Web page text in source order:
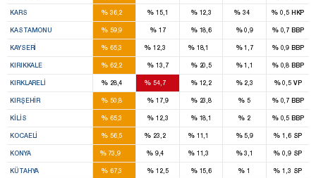
KARS %36,2 % 15,1 %12,3 % 34 % 0,5 HKP
KASTAMONU %59,9 % 17 %18,6 %0,9 %0,7BBP
KAYSERI %65,3 % 12,3 %18,1 %1,7 %0,9BBP
KIRIKKALE %62,2 % 13,7 %20,5 %1,1 %0,8BBP
KIRKLARELI %28,4 % 54,7 %12,2 %2,3 %0,5VP
KIRŞEHIR %50,8 % 17,9 %23,8 % 5 %0,7BBP
KILIS %65,3 % 12,3 %18,1 % 2 %0,5BBP
KOCAELI %56,5 % 23,2 %11,1 %5,9 % 1,6 SP
KONYA %73,9 %9,4 %11,3 %3,1 % 0,9 SP
KÜTAHYA %67,3 % 12,5 %15,6 % 1 % 1,3 SP